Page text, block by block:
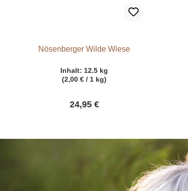
Nösenberger Wilde Wiese
Inhalt:12.5 kg
(2,00 € / 1 kg)
24,95 €